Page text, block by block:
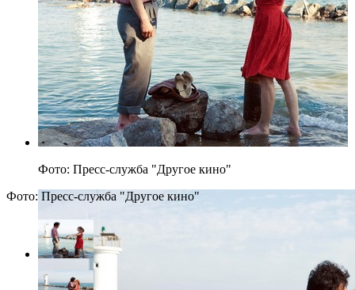
Фото: Пресс-служба "Другое кино"
Фото: Пресс-служба "Другое кино"